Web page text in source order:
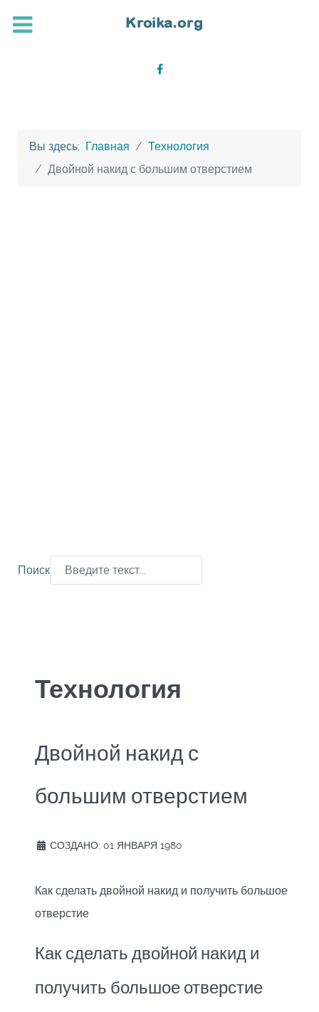
Вы здесь: Главная
Технология
Двойной накид с большим отверстием
Поиск
Технология
Двойной накид с
большим отверстием
СОЗДАНО: 01 ЯНВАРЯ 1980
Как сделать двойной накид и получить большое
отверстие
Как сделать двойной накид и
получить большое отверстие